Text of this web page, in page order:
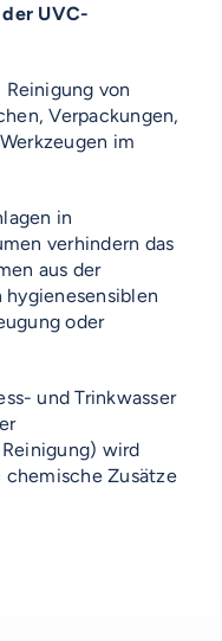
UVC-
Reinigung von
Verpackungen,
im
in
verhindern das
aus der
hygienesensiblen
oder
und Trinkwasser
wird
Zusätze